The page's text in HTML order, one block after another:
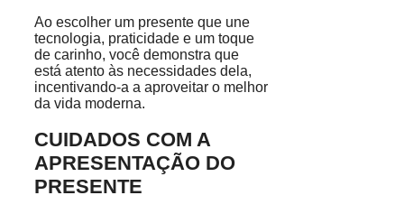
Ao escolher um presente que une
tecnologia, praticidade e um toque
de carinho, você demonstra que
está atento às necessidades dela,
incentivando-a a aproveitar o melhor
da vida moderna.
CUIDADOS COM A
APRESENTAÇÃO DO
PRESENTE